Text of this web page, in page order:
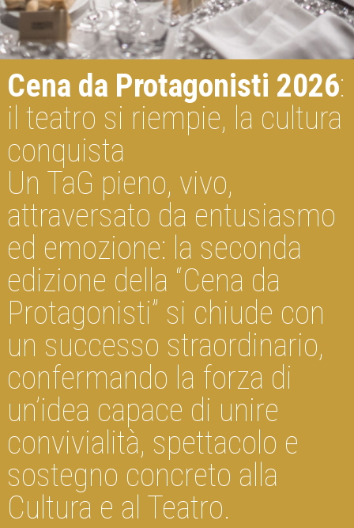
Cena da Protagonisti 2026:
il teatro si riempie, la cultura
conquista
Un TaG pieno, vivo,
attraversato da entusiasmo
ed emozione: la seconda
edizione della “Cena da
Protagonisti” si chiude con
un successo straordinario,
confermando la forza di
un’idea capace di unire
convivialità, spettacolo e
sostegno concreto alla
Cultura e al Teatro.